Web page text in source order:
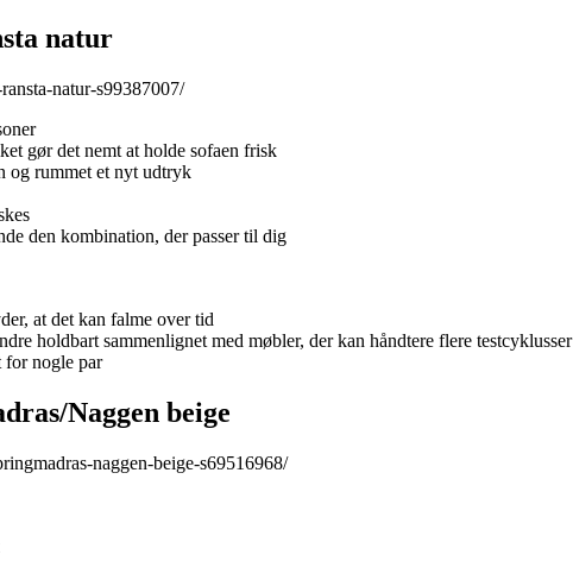
natur
natur-s99387007/
gør det nemt at holde sofaen frisk
og rummet et nyt udtryk
den kombination, der passer til dig
at det kan falme over tid
holdbart sammenlignet med møbler, der kan håndtere flere testcyklusser
for nogle par
Naggen beige
naggen-beige-s69516968/